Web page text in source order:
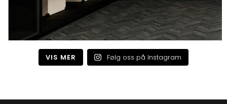
VIS MER Følg oss på Instagram